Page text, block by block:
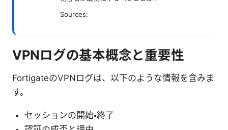
Sources:
VPNログの基本概念と重要性
FortigateのVPNログは、以下のような情報を含みま
す。
セッションの開始・終了